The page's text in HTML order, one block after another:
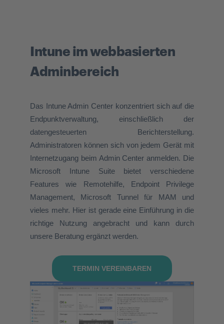
Intune im webbasierten
Adminbereich
Das Intune Admin Center konzentriert sich auf die
Endpunktverwaltung, einschließlich der
datengesteuerten Berichterstellung.
Administratoren können sich von jedem Gerät mit
Internetzugang beim Admin Center anmelden. Die
Microsoft Intune Suite bietet verschiedene
Features wie Remotehilfe, Endpoint Privilege
Management, Microsoft Tunnel für MAM und
vieles mehr. Hier ist gerade eine Einführung in die
richtige Nutzung angebracht und kann durch
unsere Beratung ergänzt werden.
TERMIN VEREINBAREN